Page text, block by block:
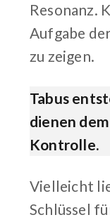
Resonanz.
Aufgabe
zu zeigen.
Tabus
dienen
Kontrolle.
Vielleicht
Schlüssel